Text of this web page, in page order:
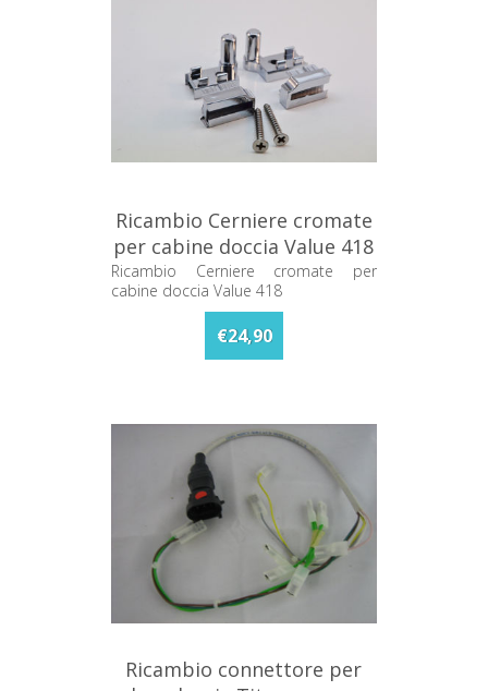
Ricambio Cerniere cromate
per cabine doccia Value 418
Ricambio Cerniere cromate per
cabine doccia Value 418
€24,90
Ricambio connettore per